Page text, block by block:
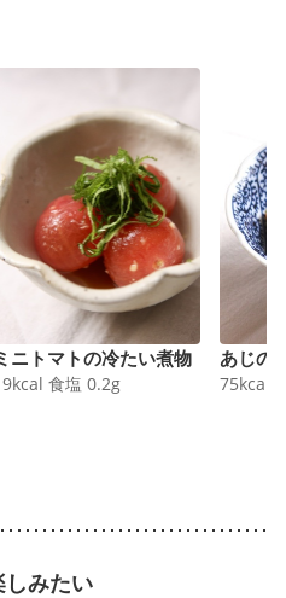
ニトマトの冷たい煮物
kcal 食塩 0.2g
あじの
75kcal
みたい